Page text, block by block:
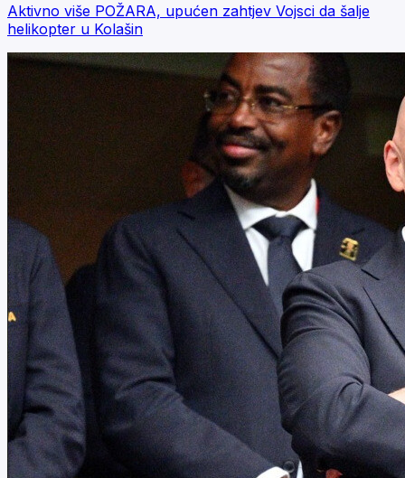
Aktivno više POŽARA, upućen zahtjev Vojsci da šalje
helikopter u Kolašin